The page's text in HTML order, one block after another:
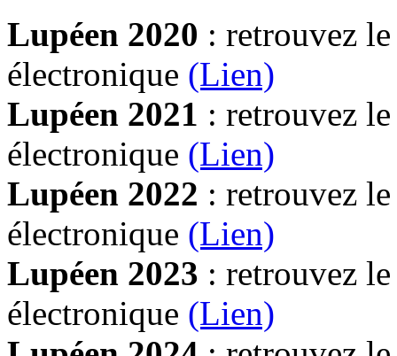
Lupéen 2020 : retrouvez
électronique (Lien)
Lupéen 2021 : retrouvez
électronique (Lien)
Lupéen 2022 : retrouvez
électronique (Lien)
Lupéen 2023 : retrouvez
électronique (Lien)